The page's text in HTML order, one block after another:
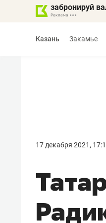
забронируй
Казань Закамье
17 декабря 2021,